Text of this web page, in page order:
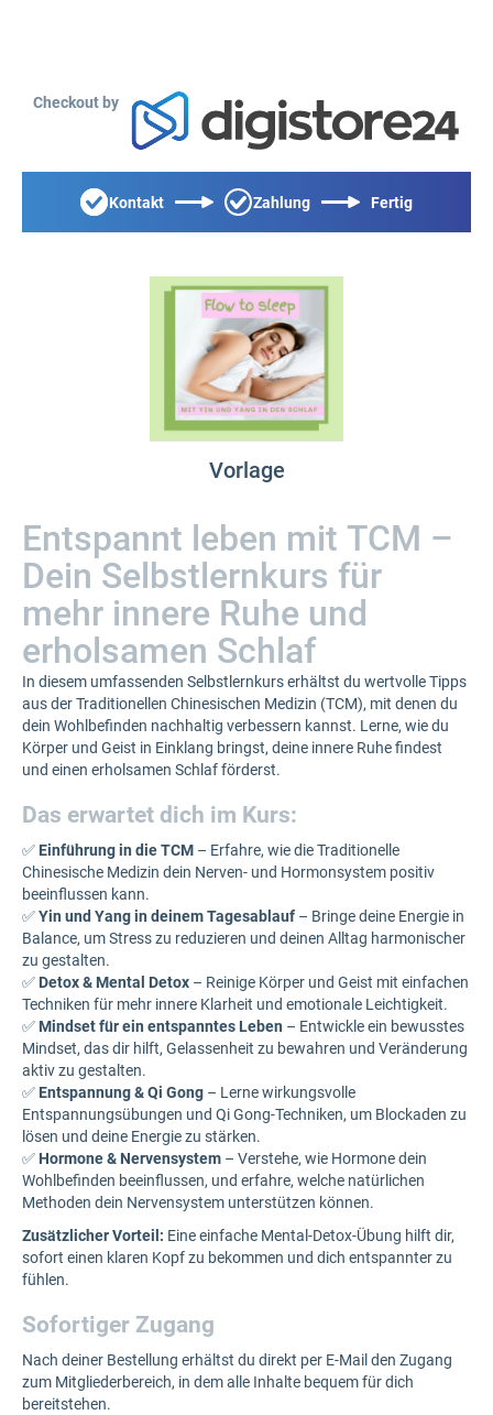
Checkout by
Kontakt Zahlung Fertig
Vorlage
Entspannt leben mit TCM –
Dein Selbstlernkurs für
mehr innere Ruhe und
erholsamen Schlaf
In diesem umfassenden Selbstlernkurs erhältst du wertvolle Tipps
aus der Traditionellen Chinesischen Medizin (TCM), mit denen du
dein Wohlbefinden nachhaltig verbessern kannst. Lerne, wie du
Körper und Geist in Einklang bringst, deine innere Ruhe findest
und einen erholsamen Schlaf förderst.
Das erwartet dich im Kurs:
✅ Einführung in die TCM – Erfahre, wie die Traditionelle
Chinesische Medizin dein Nerven- und Hormonsystem positiv
beeinflussen kann.
✅Yin und Yang in deinem Tagesablauf – Bringe deine Energie in
Balance, um Stress zu reduzieren und deinen Alltag harmonischer
zu gestalten.
✅ Detox & Mental Detox – Reinige Körper und Geist mit einfachen
Techniken für mehr innere Klarheit und emotionale Leichtigkeit.
✅ Mindset für ein entspanntes Leben – Entwickle ein bewusstes
Mindset, das dir hilft, Gelassenheit zu bewahren und Veränderung
aktiv zu gestalten.
✅ Entspannung & Qi Gong – Lerne wirkungsvolle
Entspannungsübungen und Qi Gong-Techniken, um Blockaden zu
lösen und deine Energie zu stärken.
✅ Hormone & Nervensystem – Verstehe, wie Hormone dein
Wohlbefinden beeinflussen, und erfahre, welche natürlichen
Methoden dein Nervensystem unterstützen können.
Zusätzlicher Vorteil: Eine einfache Mental-Detox-Übung hilft dir,
sofort einen klaren Kopf zu bekommen und dich entspannter zu
fühlen.
Sofortiger Zugang
Nach deiner Bestellung erhältst du direkt per E-Mail den Zugang
zum Mitgliederbereich, in dem alle Inhalte bequem für dich
bereitstehen.